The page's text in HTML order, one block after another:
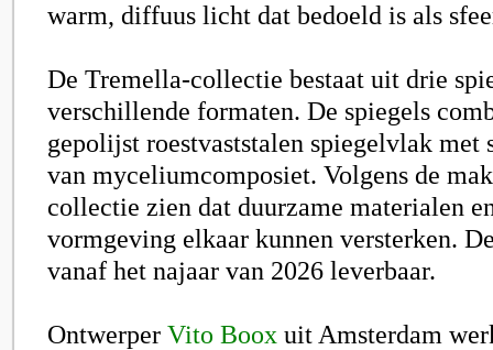
warm, diffuus licht dat bedoeld is als
De Tremella-collectie bestaat uit drie
verschillende formaten. De spiegels
gepolijst roestvaststalen spiegelvlak met
van myceliumcomposiet. Volgens de
collectie zien dat duurzame materialen
vormgeving elkaar kunnen versterken.
vanaf het najaar van 2026 leverbaar.
Ontwerper Vito Boox uit Amsterdam